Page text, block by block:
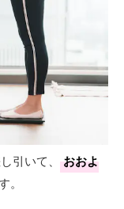
引いて、
おおよ
。